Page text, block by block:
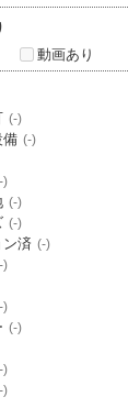
動画あり
(-)
備 (-)
)
(-)
(-)
ン済 (-)
)
)
(-)
)
)